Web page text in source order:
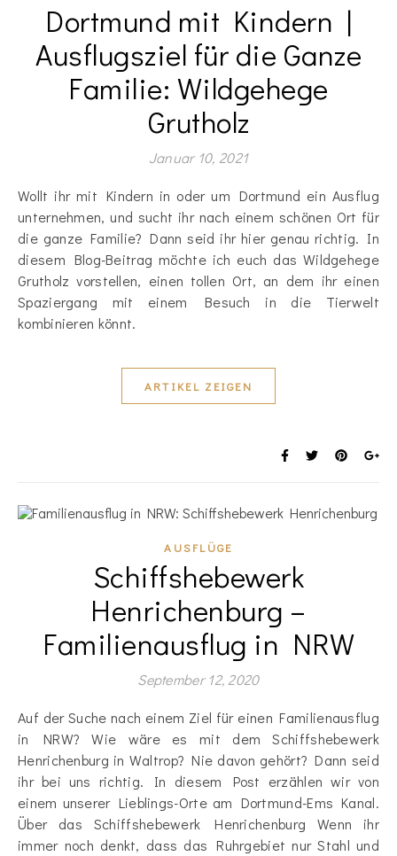
Dortmund mit Kindern |
Ausflugsziel für die Ganze
Familie: Wildgehege
Grutholz
Januar 10, 2021
Wollt ihr mit Kindern in oder um Dortmund ein Ausflug
unternehmen, und sucht ihr nach einem schönen Ort für
die ganze Familie? Dann seid ihr hier genau richtig. In
diesem Blog-Beitrag möchte ich euch das Wildgehege
Grutholz vorstellen, einen tollen Ort, an dem ihr einen
Spaziergang mit einem Besuch in die Tierwelt
kombinieren könnt.
ARTIKEL ZEIGEN
AUSFLÜGE
Schiffshebewerk
Henrichenburg –
Familienausflug in NRW
September 12, 2020
Auf der Suche nach einem Ziel für einen Familienausflug
in NRW? Wie wäre es mit dem Schiffshebewerk
Henrichenburg in Waltrop? Nie davon gehört? Dann seid
ihr bei uns richtig. In diesem Post erzählen wir von
einem unserer Lieblings-Orte am Dortmund-Ems Kanal.
Über das Schiffshebewerk Henrichenburg Wenn ihr
immer noch denkt, dass das Ruhrgebiet nur Stahl und